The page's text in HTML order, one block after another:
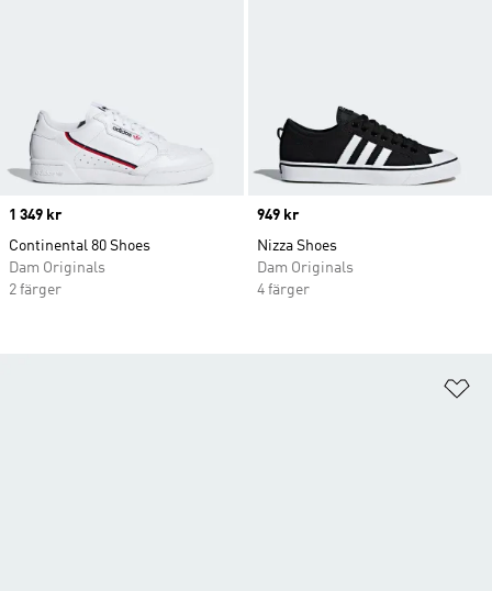
Price
1 349 kr
Continental 80 Shoes
Dam Originals
2 färger
Price
949 kr
Nizza Shoes
Dam Originals
4 färger